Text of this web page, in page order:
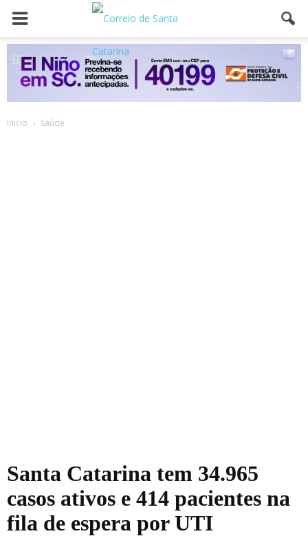
Inicio Saúde
Santa Catarina tem 34.965
casos ativos e 414 pacientes na
fila de espera por UTI